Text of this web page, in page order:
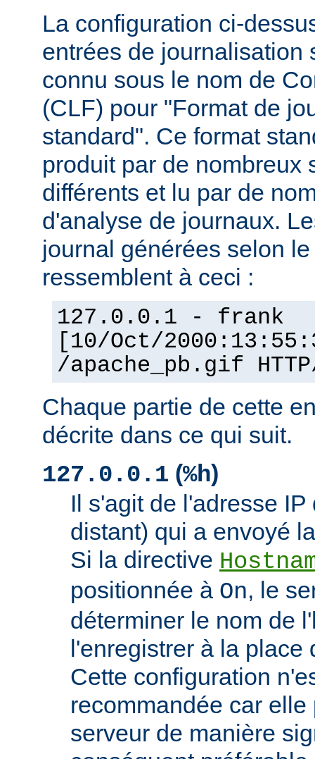
La configuration ci-
entrées de journalisation
connu sous le nom de
(CLF) pour "Format de
standard". Ce format
produit par de nombreux
différents et lu par de
d'analyse de journaux.
journal générées selon
ressemblent à ceci :
127.0.0.1 - frank
[10/Oct/
/apache_pb.gif
Chaque partie de cette
décrite dans ce qui suit.
127.0.0.1 (%h)
Il s'agit de l'adresse
distant) qui a envoyé
Si la directive
positionnée à On, le
déterminer le nom de
l'enregistrer à la place
Cette configuration
recommandée car
serveur de manière